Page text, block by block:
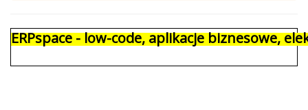
ERPspace - low-code, aplikacje biznesowe,